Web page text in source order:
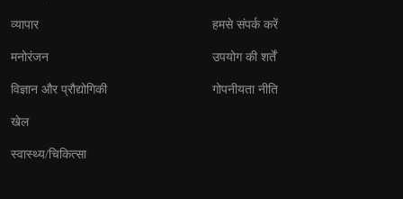
व्यापार
मनोरंजन
विज्ञान और प्रौद्योगिकी
खेल
स्वास्थ्य/चिकित्सा
हमसे संपर्क करें
उपयोग की शर्तें
गोपनीयता नीति